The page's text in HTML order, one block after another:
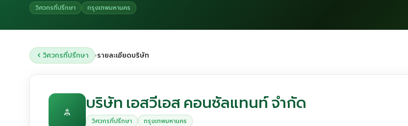
วิศวกรที่ปรึกษา กรุงเทพมหานคร
วิศวกรที่ปรึกษา ›รายละเอียดบริษัท
บริษัท เอสวีเอส คอนซัลแทนท์ จำกัด
วิศวกรที่ปรึกษา กรุงเทพมหานคร